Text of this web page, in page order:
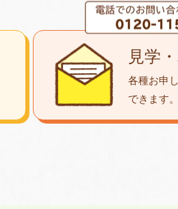
見学
各種お申
できます。